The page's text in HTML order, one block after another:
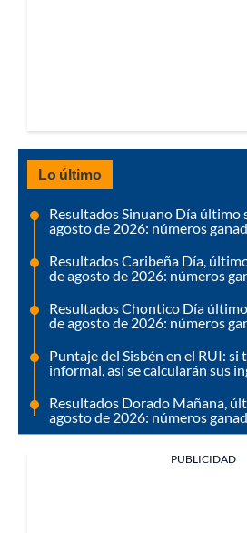
Lo último
Resultados Sinuano Día último
agosto de 2026: números
Resultados Caribeña Día,
de agosto de 2026: números
Resultados Chontico Día
de agosto de 2026: números
Puntaje del Sisbén en el RUI: si
informal, así se calcularán sus
Resultados Dorado Mañana,
agosto de 2026: números
PUBLICIDAD